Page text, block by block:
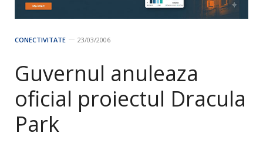
CONECTIVITATE 23/03/2006
Guvernul anuleaza
oficial proiectul Dracula
Park